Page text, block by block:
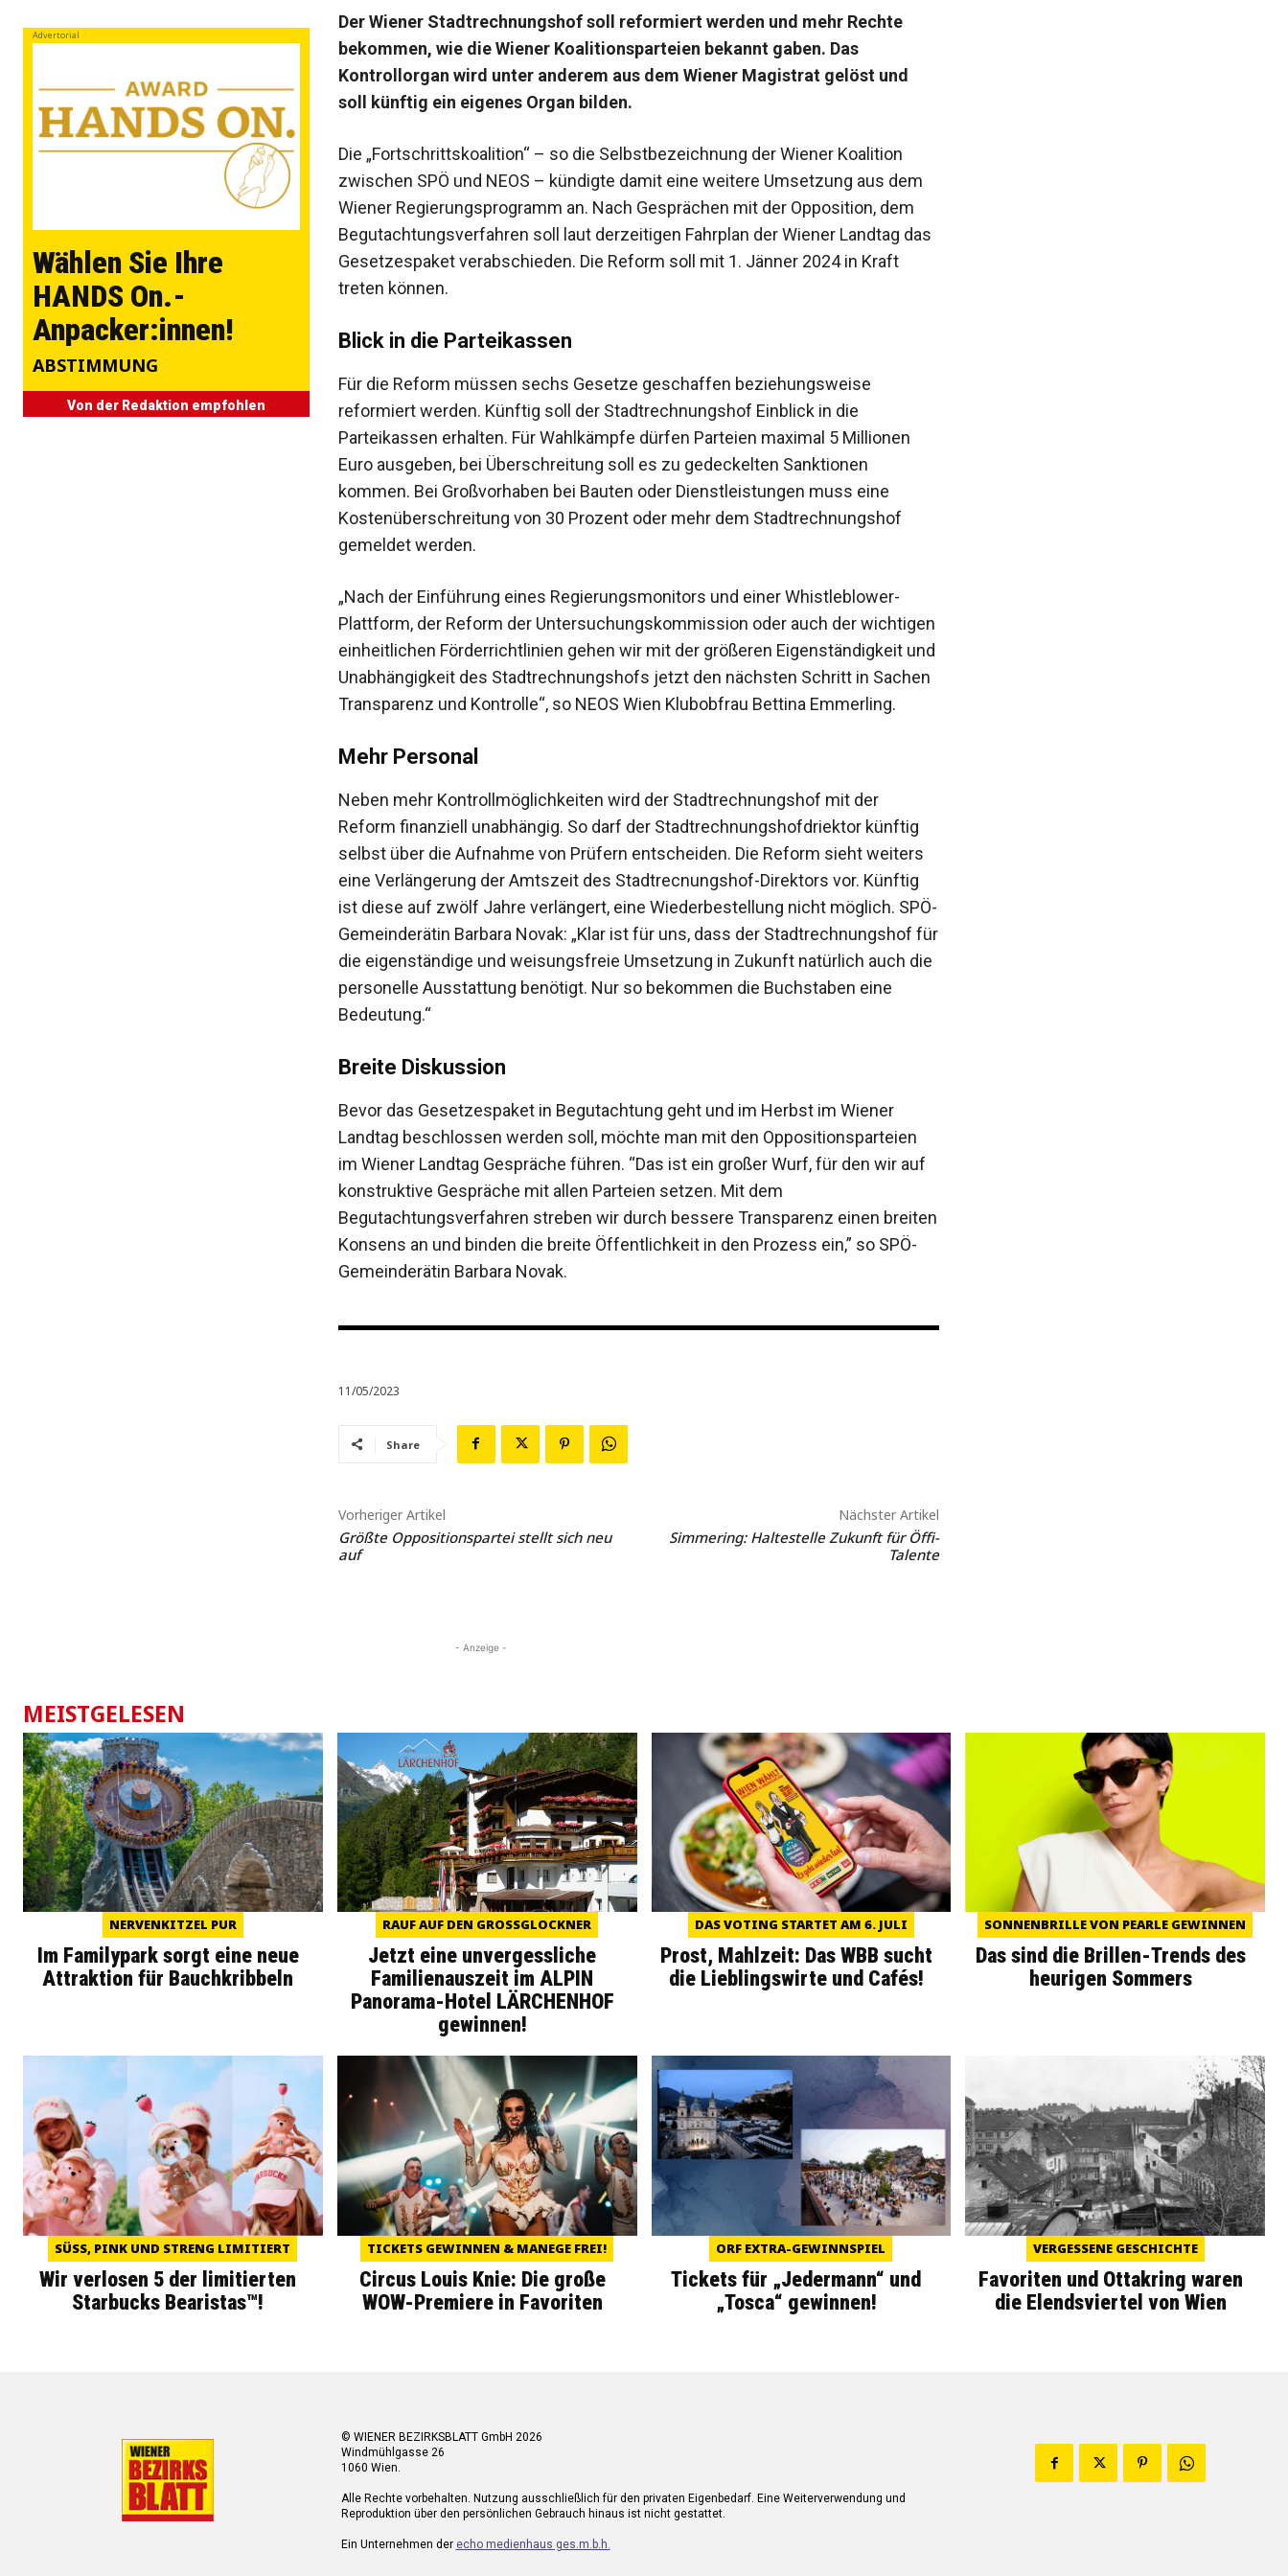
Advertorial
Wählen Sie Ihre
HANDS On.-
Anpacker:innen!
ABSTIMMUNG
Von der Redaktion empfohlen
Der Wiener Stadtrechnungshof soll reformiert werden und mehr Rechte
bekommen, wie die Wiener Koalitionsparteien bekannt gaben. Das
Kontrollorgan wird unter anderem aus dem Wiener Magistrat gelöst und
soll künftig ein eigenes Organ bilden.
Die „Fortschrittskoalition“ – so die Selbstbezeichnung der Wiener Koalition
zwischen SPÖ und NEOS – kündigte damit eine weitere Umsetzung aus dem
Wiener Regierungsprogramm an. Nach Gesprächen mit der Opposition, dem
Begutachtungsverfahren soll laut derzeitigen Fahrplan der Wiener Landtag das
Gesetzespaket verabschieden. Die Reform soll mit 1. Jänner 2024 in Kraft
treten können.
Blick in die Parteikassen
Für die Reform müssen sechs Gesetze geschaffen beziehungsweise
reformiert werden. Künftig soll der Stadtrechnungshof Einblick in die
Parteikassen erhalten. Für Wahlkämpfe dürfen Parteien maximal 5 Millionen
Euro ausgeben, bei Überschreitung soll es zu gedeckelten Sanktionen
kommen. Bei Großvorhaben bei Bauten oder Dienstleistungen muss eine
Kostenüberschreitung von 30 Prozent oder mehr dem Stadtrechnungshof
gemeldet werden.
„Nach der Einführung eines Regierungsmonitors und einer Whistleblower-
Plattform, der Reform der Untersuchungskommission oder auch der wichtigen
einheitlichen Förderrichtlinien gehen wir mit der größeren Eigenständigkeit und
Unabhängigkeit des Stadtrechnungshofs jetzt den nächsten Schritt in Sachen
Transparenz und Kontrolle“, so NEOS Wien Klubobfrau Bettina Emmerling.
Mehr Personal
Neben mehr Kontrollmöglichkeiten wird der Stadtrechnungshof mit der
Reform finanziell unabhängig. So darf der Stadtrechnungshofdriektor künftig
selbst über die Aufnahme von Prüfern entscheiden. Die Reform sieht weiters
eine Verlängerung der Amtszeit des Stadtrecnungshof-Direktors vor. Künftig
ist diese auf zwölf Jahre verlängert, eine Wiederbestellung nicht möglich. SPÖ-
Gemeinderätin Barbara Novak: „Klar ist für uns, dass der Stadtrechnungshof für
die eigenständige und weisungsfreie Umsetzung in Zukunft natürlich auch die
personelle Ausstattung benötigt. Nur so bekommen die Buchstaben eine
Bedeutung.“
Breite Diskussion
Bevor das Gesetzespaket in Begutachtung geht und im Herbst im Wiener
Landtag beschlossen werden soll, möchte man mit den Oppositionsparteien
im Wiener Landtag Gespräche führen. “Das ist ein großer Wurf, für den wir auf
konstruktive Gespräche mit allen Parteien setzen. Mit dem
Begutachtungsverfahren streben wir durch bessere Transparenz einen breiten
Konsens an und binden die breite Öffentlichkeit in den Prozess ein,” so SPÖ-
Gemeinderätin Barbara Novak.
11/05/2023
Share
Vorheriger Artikel
Größte Oppositionspartei stellt sich neu
auf
Nächster Artikel
Simmering: Haltestelle Zukunft für Öffi-
Talente
- Anzeige -
MEISTGELESEN
NERVENKITZEL PUR
Im Familypark sorgt eine neue
Attraktion für Bauchkribbeln
RAUF AUF DEN GROSSGLOCKNER
Jetzt eine unvergessliche
Familienauszeit im ALPIN
Panorama-Hotel LÄRCHENHOF
gewinnen!
DAS VOTING STARTET AM 6. JULI
Prost, Mahlzeit: Das WBB sucht
die Lieblingswirte und Cafés!
SONNENBRILLE VON PEARLE GEWINNEN
Das sind die Brillen-Trends des
heurigen Sommers
SÜSS, PINK UND STRENG LIMITIERT
Wir verlosen 5 der limitierten
Starbucks Bearistas™!
TICKETS GEWINNEN & MANEGE FREI!
Circus Louis Knie: Die große
WOW-Premiere in Favoriten
ORF EXTRA-GEWINNSPIEL
Tickets für „Jedermann“ und
„Tosca“ gewinnen!
VERGESSENE GESCHICHTE
Favoriten und Ottakring waren
die Elendsviertel von Wien
© WIENER BEZIRKSBLATT GmbH 2026
Windmühlgasse 26
1060 Wien.
Alle Rechte vorbehalten. Nutzung ausschließlich für den privaten Eigenbedarf. Eine Weiterverwendung und
Reproduktion über den persönlichen Gebrauch hinaus ist nicht gestattet.
Ein Unternehmen der echo medienhaus ges.m.b.h.